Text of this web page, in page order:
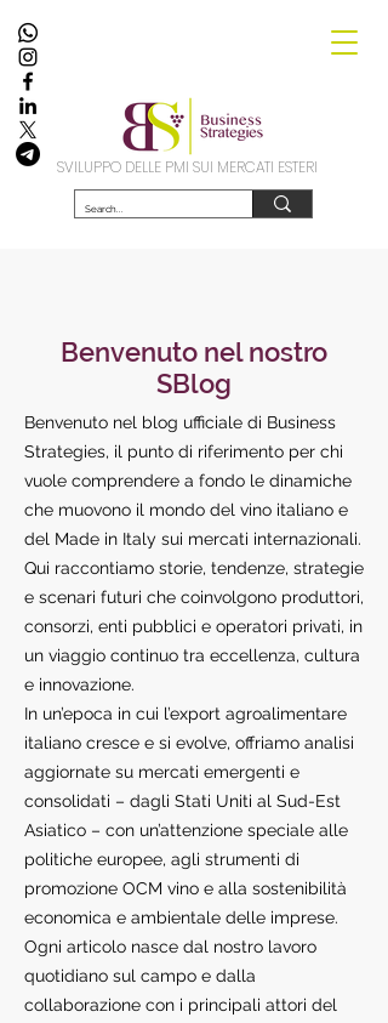
SVILUPPO DELLE PMI SUI MERCATI ESTERI
Benvenuto nel nostro
SBlog
Benvenuto nel blog ufficiale di Business
Strategies, il punto di riferimento per chi
vuole comprendere a fondo le dinamiche
che muovono il mondo del vino italiano e
del Made in Italy sui mercati internazionali.
Qui raccontiamo storie, tendenze, strategie
e scenari futuri che coinvolgono produttori,
consorzi, enti pubblici e operatori privati, in
un viaggio continuo tra eccellenza, cultura
e innovazione.
In un’epoca in cui l’export agroalimentare
italiano cresce e si evolve, offriamo analisi
aggiornate su mercati emergenti e
consolidati – dagli Stati Uniti al Sud-Est
Asiatico – con un’attenzione speciale alle
politiche europee, agli strumenti di
promozione OCM vino e alla sostenibilità
economica e ambientale delle imprese.
Ogni articolo nasce dal nostro lavoro
quotidiano sul campo e dalla
collaborazione con i principali attori del